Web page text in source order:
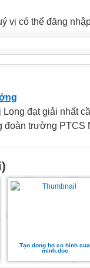
vị có thể đăng
đạt giải nhất
đoàn trường
Tạo dong ho co hình cua
minh.doc